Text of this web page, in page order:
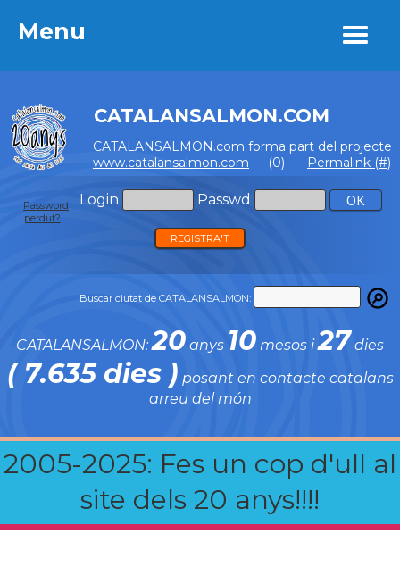
Menu
CATALANSALMON.COM
CATALANSALMON.com forma part del projecte
www.catalansalmon.com - (0) - Permalink (#)
Login Passwd
Password
perdut?
REGISTRA'T
Buscar ciutat de CATALANSALMON:
CATALANSALMON:20 anys 10 mesos i27 dies
( 7.635 dies ) posant en contacte catalans
arreu del món
2005-2025: Fes un cop d'ull al
site dels 20 anys!!!!
Menu